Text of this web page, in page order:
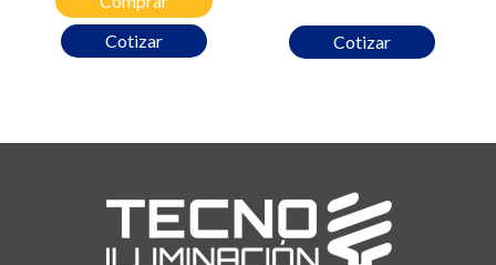
Cotizar Cotizar